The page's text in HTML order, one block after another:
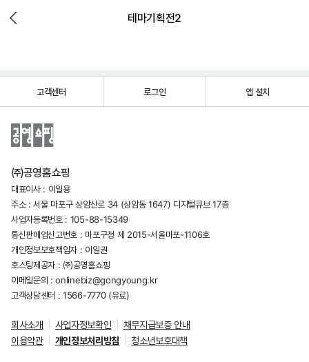
테마기획전2
고객센터 로그인 앱 설치
㈜공영홈쇼핑
대표이사 : 이일용
주소 : 서울 마포구 상암산로 34 (상암동 1647) 디지털큐브 17층
사업자등록번호 : 105-88-15349
통신판매업신고번호 : 마포구청 제 2015-서울마포-1106호
개인정보보호책임자 : 이일권
호스팅제공자 : ㈜공영홈쇼핑
이메일문의 :onlinebiz@gongyoung.kr
고객상담센터 :1566-7770(유료)
회사소개 사업자정보확인
채무지급보증 안내
이용약관
개인정보처리방침 청소년보호대책